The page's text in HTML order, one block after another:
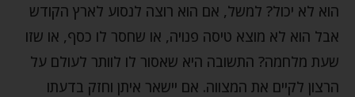
הוא לא יכול? למשל, אם הוא רוצה לנסוע לארץ הקודש
אבל הוא לא מוצא טיסה פנויה, או שחסר לו כסף, או שזו
שעת מלחמה? התשובה היא שאסור לו לוותר לעולם על
הרצון לקיים את המצווה. אם יישאר איתן וחזק בדעתו